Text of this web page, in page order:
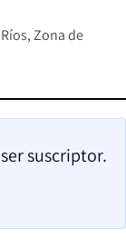
Zona de
suscriptor.